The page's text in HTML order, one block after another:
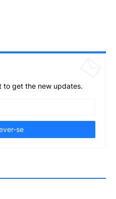
to get the new updates.